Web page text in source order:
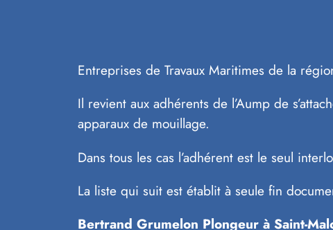
Entreprises de Travaux Maritimes de la
Il revient aux adhérents de l’Aump de
apparaux de mouillage.
Dans tous les cas l’adhérent est le seul
La liste qui suit est établit à seule fin
Bertrand Grumelon Plongeur à Saint-